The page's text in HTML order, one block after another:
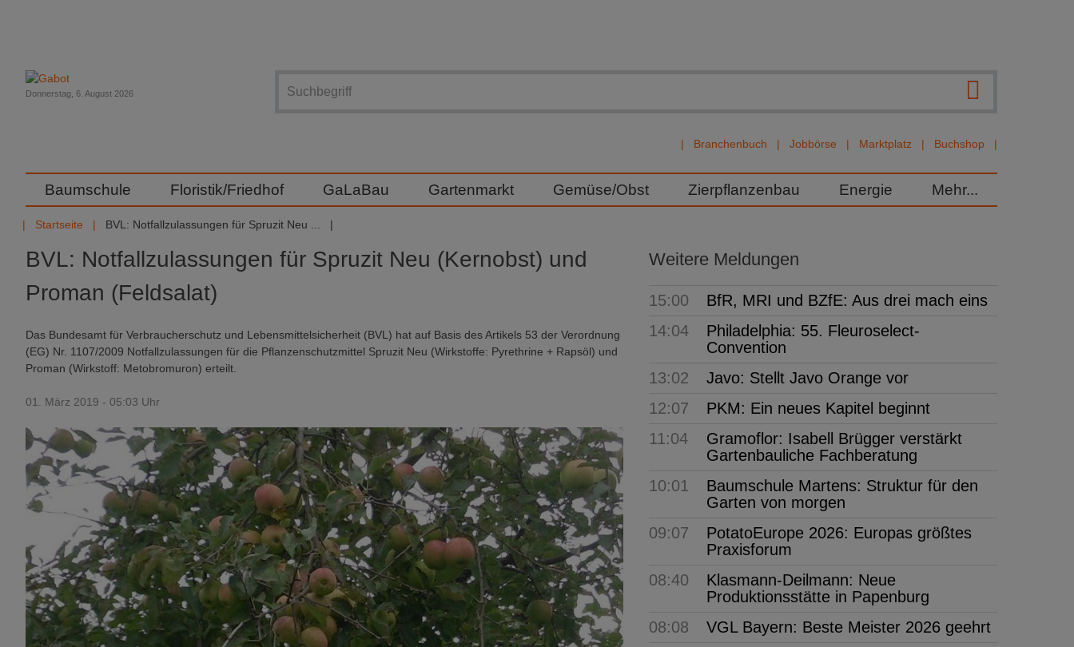
Branchenbuch Jobbörse Marktplatz Buchshop
Donnerstag, 6. August 2026
Baumschule Floristik/Friedhof GaLaBau Gartenmarkt Gemüse/Obst Zierpflanzenbau Energie Mehr...
Startseite BVL: Notfallzulassungen für Spruzit Neu ...
BVL: Notfallzulassungen für Spruzit Neu (Kernobst) und
Proman (Feldsalat)
Das Bundesamt für Verbraucherschutz und Lebensmittelsicherheit (BVL) hat auf Basis des Artikels 53 der Verordnung
(EG) Nr. 1107/2009 Notfallzulassungen für die Pflanzenschutzmittel Spruzit Neu (Wirkstoffe: Pyrethrine + Rapsöl) und
Proman (Wirkstoff: Metobromuron) erteilt.
01. März 2019 - 05:03 Uhr
Weitere Meldungen
15:00
BfR, MRI und BZfE: Aus drei mach eins
14:04
Philadelphia: 55. Fleuroselect-
Convention
13:02
Javo: Stellt Javo Orange vor
12:07
PKM: Ein neues Kapitel beginnt
11:04
Gramoflor: Isabell Brügger verstärkt
Gartenbauliche Fachberatung
10:01
Baumschule Martens: Struktur für den
Garten von morgen
09:07
PotatoEurope 2026: Europas größtes
Praxisforum
08:40
Klasmann-Deilmann: Neue
Produktionsstätte in Papenburg
08:08
VGL Bayern: Beste Meister 2026 geehrt